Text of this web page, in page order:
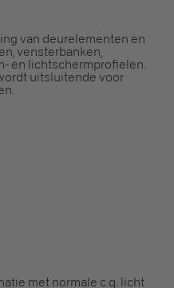
van deurelementen en
vensterbanken,
en lichtschermprofielen.
uitsluitende voor
met normale c.q. licht